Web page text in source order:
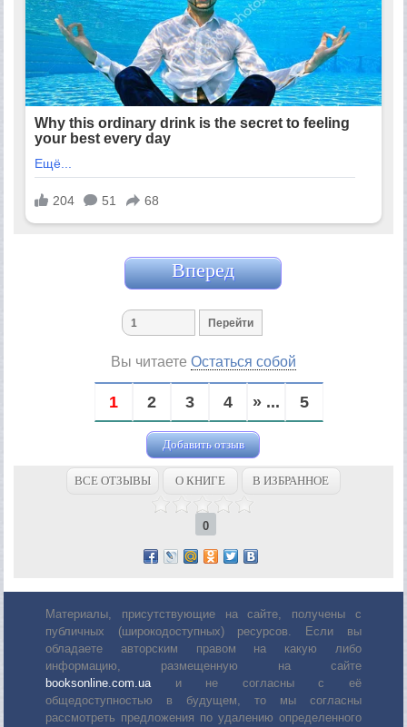
Вперед
Вы читаете Остаться собой
1 2 3 4 » ... 5
Добавить отзыв
ВСЕ ОТЗЫВЫ О КНИГЕ В ИЗБРАННОЕ
0
Материалы, присутствующие на сайте, получены с
публичных (широкодоступных) ресурсов. Если вы
обладаете авторским правом на какую либо
информацию, размещенную на сайте
booksonline.com.uaи не согласны с её
общедоступностью в будущем, то мы согласны
рассмотреть предложения по удалению определенного